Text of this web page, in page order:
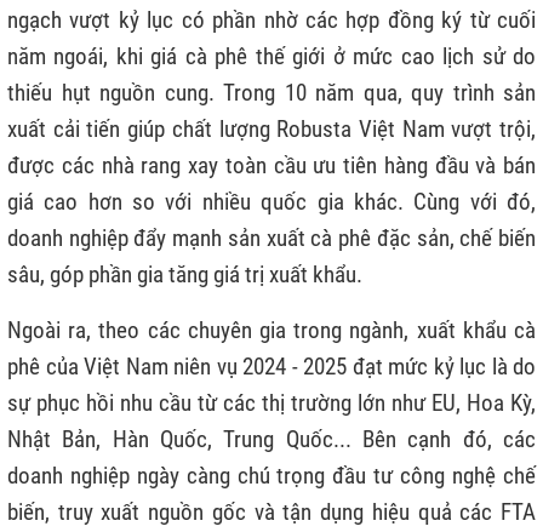
ngạch vượt kỷ lục có phần nhờ các hợp đồng ký từ cuối
năm ngoái, khi giá cà phê thế giới ở mức cao lịch sử do
thiếu hụt nguồn cung. Trong 10 năm qua, quy trình sản
xuất cải tiến giúp chất lượng Robusta Việt Nam vượt trội,
được các nhà rang xay toàn cầu ưu tiên hàng đầu và bán
giá cao hơn so với nhiều quốc gia khác. Cùng với đó,
doanh nghiệp đẩy mạnh sản xuất cà phê đặc sản, chế biến
sâu, góp phần gia tăng giá trị xuất khẩu.
Ngoài ra, theo các chuyên gia trong ngành, xuất khẩu cà
phê của Việt Nam niên vụ 2024 - 2025 đạt mức kỷ lục là do
sự phục hồi nhu cầu từ các thị trường lớn như EU, Hoa Kỳ,
Nhật Bản, Hàn Quốc, Trung Quốc... Bên cạnh đó, các
doanh nghiệp ngày càng chú trọng đầu tư công nghệ chế
biến, truy xuất nguồn gốc và tận dụng hiệu quả các FTA